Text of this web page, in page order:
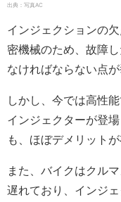
出典：写真AC
インジェクションの
密機械のため、故障
なければならない点が
しかし、今では高性
インジェクターが登
も、ほぼデメリット
また、バイクはクル
遅れており、インジ